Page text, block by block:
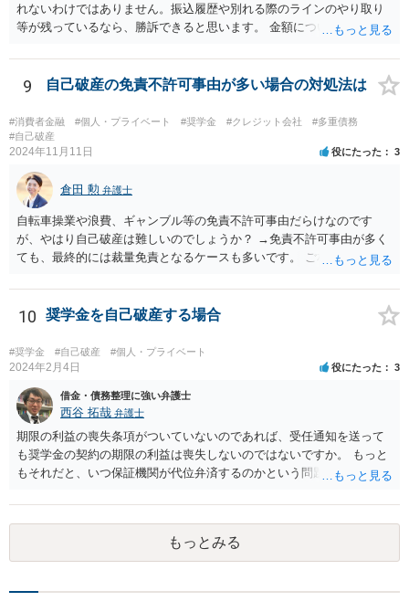
れないわけではありません。振込履歴や別れる際のラインのやり取り
等が残っているなら、勝訴できると思います。 金額については、相手
る）」と反論されてラインのやり取りを証拠で提出されると、300万円
の請求が認められない可能性はあると思います。
9 自己破産の免責不許可事由が多い場合の対処法は
#消費者金融 #個人・プライベート #奨学金 #クレジット会社
#多重債務
#自己破産
2024年11月11日 役にたった 3
倉田 勲 弁護士
自転車操業や浪費、ギャンブル等の免責不許可事由だらけなのです
が、やはり自己破産は難しいのでしょうか？ →免責不許可事由が多く
ても、最終的には裁量免責となるケースも多いです。 ご相談内容を拝
で、お近くの法律事務所などでご相談ください。
10 奨学金を自己破産する場合
#奨学金 #自己破産 #個人・プライベート
2024年2月4日 役にたった 3
借金・債務整理に強い弁護士
西谷 拓哉 弁護士
期限の利益の喪失条項がついていないのであれば、受任通知を送って
も奨学金の契約の期限の利益は喪失しないのではないですか。 もっと
もそれだと、いつ保証機関が代位弁済するのかという問題が生じます
ちど、一般論として日本学生支援機構に質問されては如何でしょう
か。
もっとみる